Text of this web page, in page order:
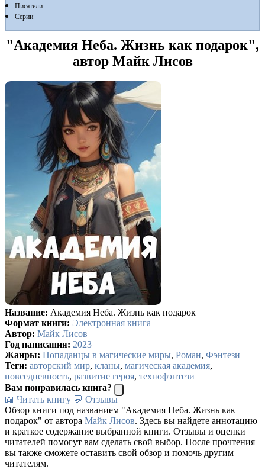
Писатели
Серии
"Академия Неба. Жизнь как подарок",
автор Майк Лисов
Название: Академия Неба. Жизнь как подарок
Формат книги: Электронная книга
Автор: Майк Лисов
Год написания: 2023
Жанры: Попаданцы в магические миры, Роман, Фэнтези
Теги: авторский мир, кланы, магическая академия,
повседневность, развитие героя, технофэнтези
Вам понравилась книга?
📖 Читать книгу 💬 Отзывы
Обзор книги под названием "Академия Неба. Жизнь как
подарок" от автора Майк Лисов. Здесь вы найдете аннотацию
и краткое содержание выбранной книги. Отзывы и оценки
читателей помогут вам сделать свой выбор. После прочтения
вы также сможете оставить свой обзор и помочь другим
читателям.